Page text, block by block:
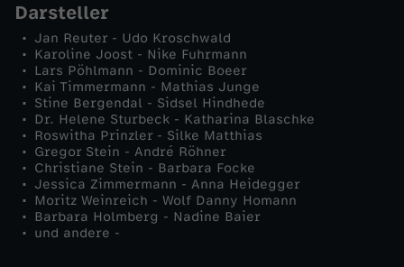
u
n
d
e
n
Darsteller
Jan Reuter - Udo Kroschwald
Karoline Joost - Nike Fuhrmann
Lars Pöhlmann - Dominic Boeer
Kai Timmermann - Mathias Junge
Stine Bergendal - Sidsel Hindhede
Dr. Helene Sturbeck - Katharina Blaschke
Roswitha Prinzler - Silke Matthias
Gregor Stein - André Röhner
Christiane Stein - Barbara Focke
Jessica Zimmermann - Anna Heidegger
Moritz Weinreich - Wolf Danny Homann
Barbara Holmberg - Nadine Baier
und andere -